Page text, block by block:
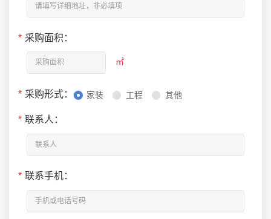
* 采购面积：
㎡
* 采购形式： 家装 工程 其他
* 联系人：
* 联系手机：